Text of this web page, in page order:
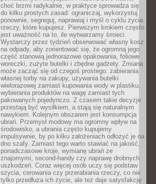
choć brzmi radykalnie, w praktyce sprowadza się
do kilku prostych zasad: ograniczaj, wykorzystuj
ponownie, segreguj, naprawiaj i myśl o cyklu życia
rzeczy, które kupujesz. Pierwszym krokiem często
jest uważność na to, ile wytwarzamy śmieci.
Wystarczy przez tydzień obserwować własny kosz
na odpady, aby zorientować się, że ogromną jego
część stanowią jednorazowe opakowania, foliowe
woreczki, zużyte butelki i zbędne gadżety. Zmiana
może zacząć się od czegoś prostego: zabierania
własnej torby na zakupy, używania butelki
wielorazowej zamiast kupowania wody w plastiku,
wybierania produktów na wagę zamiast tych
pakowanych pojedynczo. Z czasem takie decyzje
przestają być wysiłkiem, a stają się naturalnym
nawykiem. Kolejnym obszarem jest konsumpcja
ubrań. Przemysł modowy ma ogromny wpływ na
środowisko, a ubrania często kupujemy
impulsywnie, by po kilku założeniach odłożyć je na
dno szafy. Zamiast tego warto stawiać na jakość,
ponadczasowe kroje, wymianę ubrań ze
znajomymi, second-handy czy naprawę drobnych
uszkodzeń. Coraz więcej osób uczy się podstaw
szycia, cerowania czy przerabiania rzeczy, co nie
tylko przedłuża ich życie, ale też daje satysfakcję